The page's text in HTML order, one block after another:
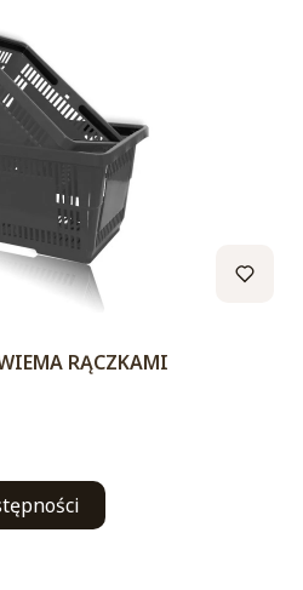
RĄCZKAMI